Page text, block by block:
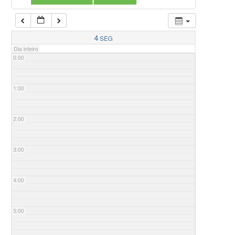
4SEG
Dia inteiro
0:00
1:00
2:00
3:00
4:00
5:00